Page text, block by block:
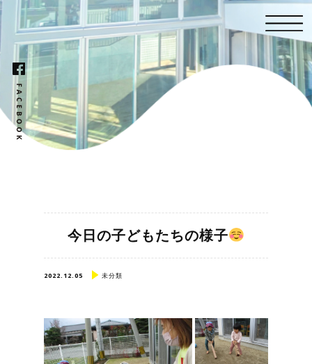
今日の子どもたちの様子
2022.12.05 未分類